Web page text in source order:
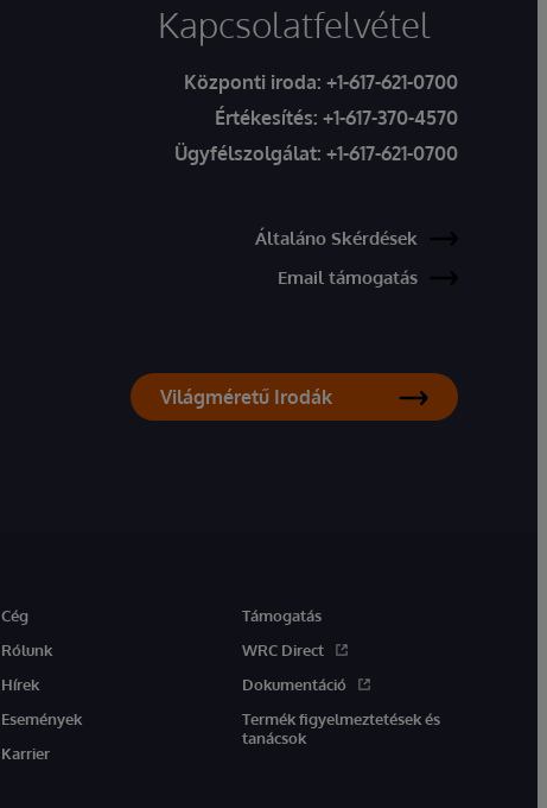
Kapcsolatfelvétel
Központi iroda: +1-617-621-0700
Értékesítés: +1-617-370-4570
Ügyfélszolgálat: +1-617-621-0700
Általáno Skérdések
Email támogatás
Világméretű Irodák
Cég
Rólunk
Hírek
Események
Karrier
Támogatás
WRC Direct
Dokumentáció
Termék figyelmeztetések és
tanácsok